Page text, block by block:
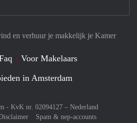
en verhuur je makkelijk je Kamer
Voor Makelaars
in Amsterdam
- KvK nr. 02094127 – Nederland
Spam & nep-accounts